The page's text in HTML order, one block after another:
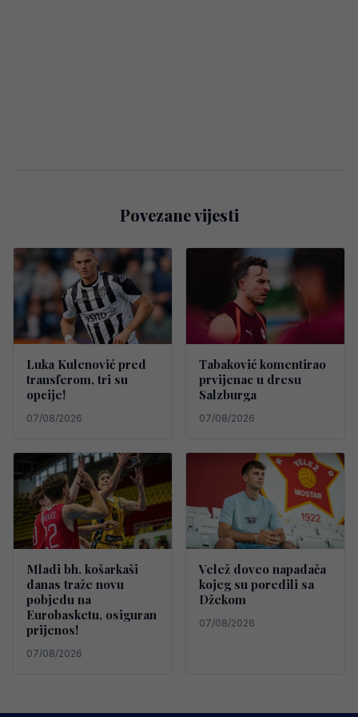
Povezane vijesti
Luka Kulenović pred
transferom, tri su
opcije!
07/08/2026
Tabaković komentirao
prvijenac u dresu
Salzburga
07/08/2026
Mladi bh. košarkaši
danas traže novu
pobjedu na
Eurobasketu, osiguran
prijenos!
07/08/2026
Velež doveo napadača
kojeg su poredili sa
Džekom
07/08/2026